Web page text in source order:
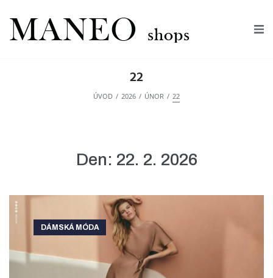
22
ÚVOD / 2026 / ÚNOR / 22
Den: 22. 2. 2026
DÁMSKÁ MÓDA